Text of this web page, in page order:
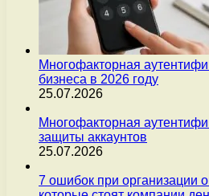
Многофакторная
бизнеса в 2026 году
25.07.2026
Многофакторная
защиты аккаунтов
25.07.2026
7 ошибок при организации